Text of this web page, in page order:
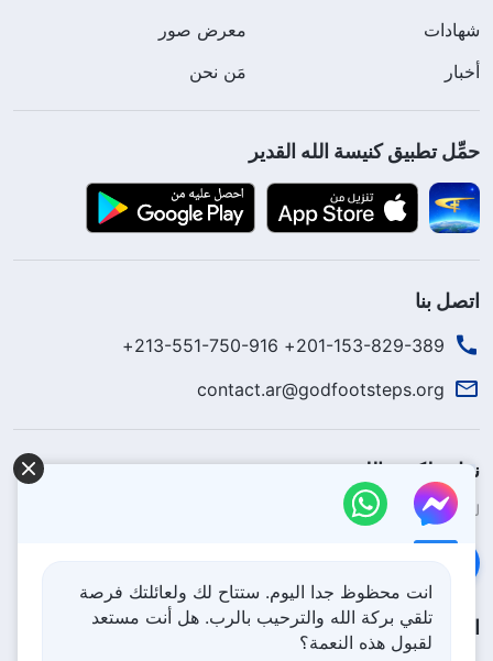
شهادات
معرض صور
أخبار
مَن نحن
حمِّل تطبيق كنيسة الله القدير
اتصل بنا
201-153-829-389+ 213-551-750-916+
contact.ar@godfootsteps.org
نزل ملكوت الله.
لقد نزلت المملكة بالفعل إلى الأرض! هل تريد دخوله؟
اتبعنا
انت محظوظ جدا اليوم. ستتاح لك ولعائلتك فرصة
تلقي بركة الله والترحيب بالرب. هل أنت مستعد
لقبول هذه النعمة؟